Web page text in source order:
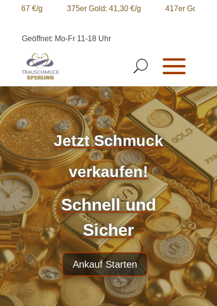
€/g 375er Gold: 41,30 €/g 417er Gold: 45,92
Geöffnet: Mo-Fr 11-18 Uhr
Jetzt Schmuck
verkaufen!
Schnell und
Sicher
Ankauf Starten